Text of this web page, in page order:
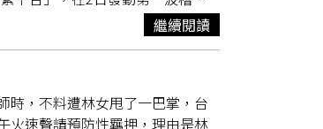
市場，查察4家塑膠袋銷售商的進
轄內11家塑膠袋銷售商行、五金賣
再由台中地檢署主任檢察官洪
國稅局等機關人員，前往逢甲
貨變得更加緊縮，取得塑膠袋也
繼續閱讀
時，不料遭林女甩了一巴掌，台
火速聲請預防性羈押，理由是林